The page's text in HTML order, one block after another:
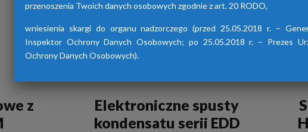
z
Elektroniczne spusty
kondensatu serii EDD
przenoszenia Twoich danych osobowych zgodnie z art. 20 RODO,
wniesienia skargi do organu nadzorczego (przed 25.05.2018 r. –
Inspektor Ochrony Danych Osobowych; po 25.05.2018 r. – Prezes
Ochrony Danych Osobowych).